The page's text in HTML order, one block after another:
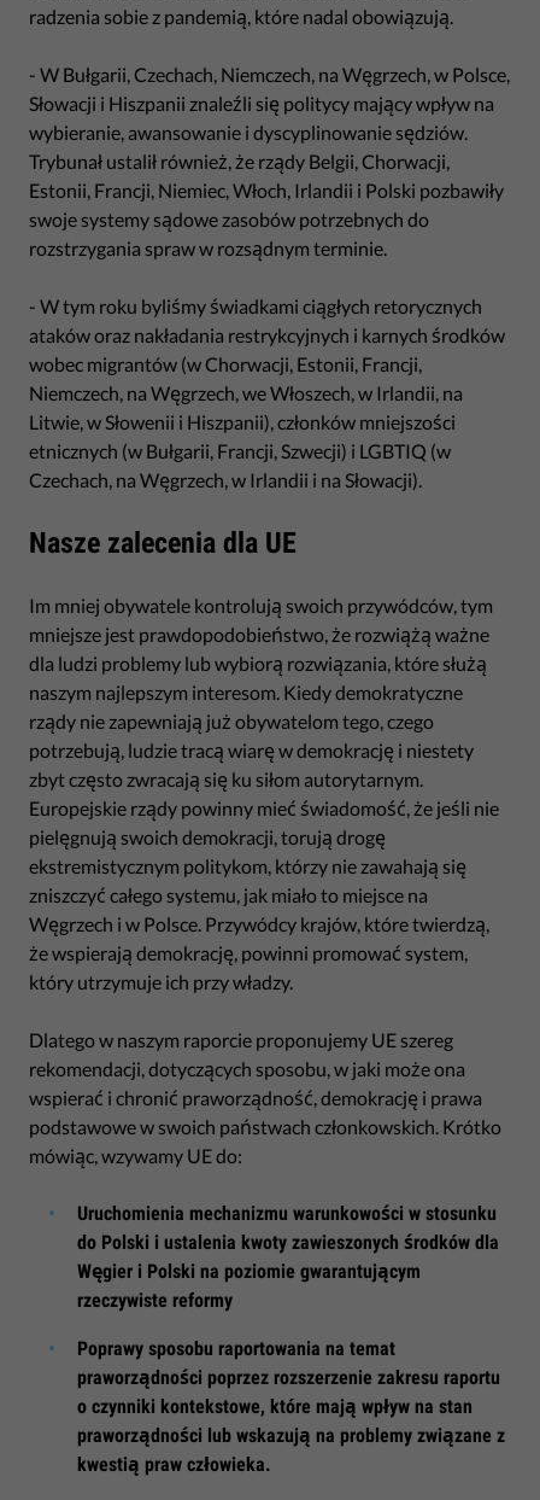
radzenia sobie z pandemią, które nadal obowiązują.
- W Bułgarii, Czechach, Niemczech, na Węgrzech, w Polsce,
Słowacji i Hiszpanii znaleźli się politycy mający wpływ na
wybieranie, awansowanie i dyscyplinowanie sędziów.
Trybunał ustalił również, że rządy Belgii, Chorwacji,
Estonii, Francji, Niemiec, Włoch, Irlandii i Polski pozbawiły
swoje systemy sądowe zasobów potrzebnych do
rozstrzygania spraw w rozsądnym terminie.
- W tym roku byliśmy świadkami ciągłych retorycznych
ataków oraz nakładania restrykcyjnych i karnych środków
wobec migrantów (w Chorwacji, Estonii, Francji,
Niemczech, na Węgrzech, we Włoszech, w Irlandii, na
Litwie, w Słowenii i Hiszpanii), członków mniejszości
etnicznych (w Bułgarii, Francji, Szwecji) i LGBTIQ (w
Czechach, na Węgrzech, w Irlandii i na Słowacji).
Nasze zalecenia dla UE
Im mniej obywatele kontrolują swoich przywódców, tym
mniejsze jest prawdopodobieństwo, że rozwiążą ważne
dla ludzi problemy lub wybiorą rozwiązania, które służą
naszym najlepszym interesom. Kiedy demokratyczne
rządy nie zapewniają już obywatelom tego, czego
potrzebują, ludzie tracą wiarę w demokrację i niestety
zbyt często zwracają się ku siłom autorytarnym.
Europejskie rządy powinny mieć świadomość, że jeśli nie
pielęgnują swoich demokracji, torują drogę
ekstremistycznym politykom, którzy nie zawahają się
zniszczyć całego systemu, jak miało to miejsce na
Węgrzech i w Polsce. Przywódcy krajów, które twierdzą,
że wspierają demokrację, powinni promować system,
który utrzymuje ich przy władzy.
Dlatego w naszym raporcie proponujemy UE szereg
rekomendacji, dotyczących sposobu, w jaki może ona
wspierać i chronić praworządność, demokrację i prawa
podstawowe w swoich państwach członkowskich. Krótko
mówiąc, wzywamy UE do:
Uruchomienia mechanizmu warunkowości w stosunku
do Polski i ustalenia kwoty zawieszonych środków dla
Węgier i Polski na poziomie gwarantującym
rzeczywiste reformy
Poprawy sposobu raportowania na temat
praworządności poprzez rozszerzenie zakresu raportu
o czynniki kontekstowe, które mają wpływ na stan
praworządności lub wskazują na problemy związane z
kwestią praw człowieka.